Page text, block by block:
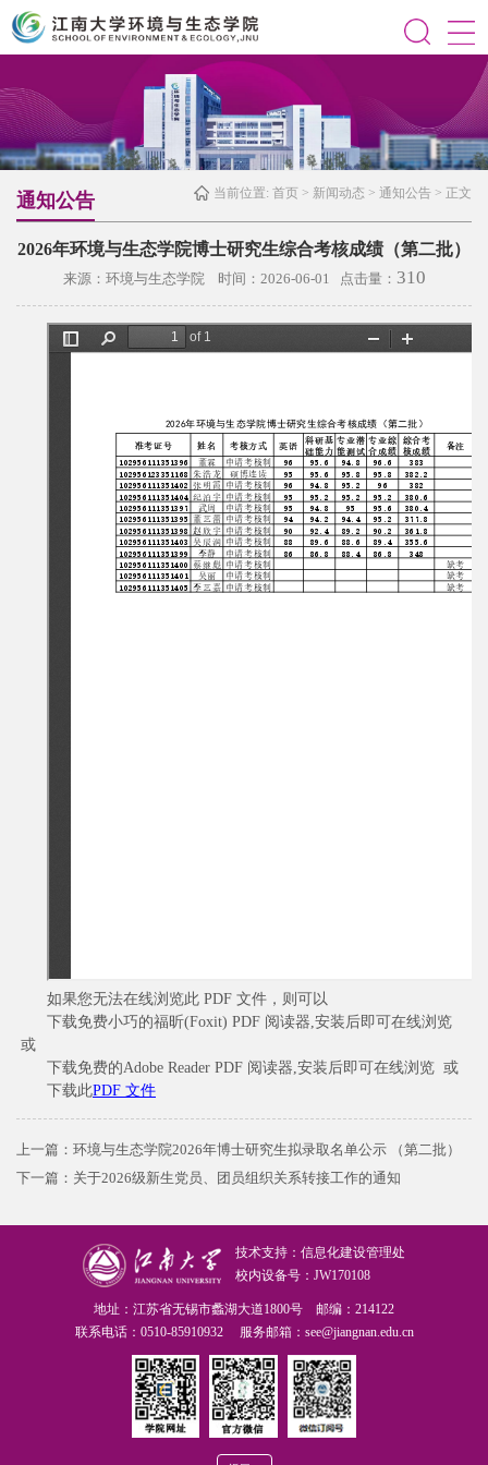
当前位置: 首页 > 新闻动态 > 通知公告 > 正文
通知公告
2026年环境与生态学院博士研究生综合考核成绩（第二批）
来源：环境与生态学院 时间：2026-06-01 点击量： 310
如果您无法在线浏览此 PDF 文件，则可以
下载免费小巧的福昕(Foxit) PDF 阅读器,安装后即可在线浏览
或
下载免费的Adobe Reader PDF 阅读器,安装后即可在线浏览 或
下载此PDF 文件
上一篇： 环境与生态学院2026年博士研究生拟录取名单公示 （第二批）
下一篇： 关于2026级新生党员、团员组织关系转接工作的通知
技术支持：信息化建设管理处
校内设备号：JW170108
地址：江苏省无锡市蠡湖大道1800号 邮编：214122
联系电话：0510-85910932 服务邮箱：see@jiangnan.edu.cn